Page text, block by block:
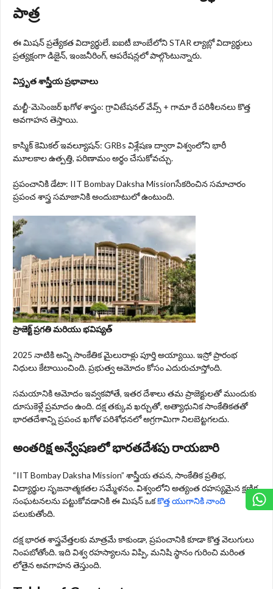
పాత్ర
ఈ మిషన్ ప్రత్యేకత విద్యార్థులే. ఐఐటీ బాంబేలోని STAR ల్యాబ్లో విద్యార్థులు
ప్రత్యక్షంగా డిజైన్, ఇంజనీరింగ్, ఆపరేషన్లలో పాల్గొంటున్నారు.
విస్తృత శాస్త్రీయ ప్రభావాలు
మల్టీ-మెసెంజర్ ఖగోళ శాస్త్రం: గ్రావిటేషనల్ వేవ్స్ + గామా రే పరిశీలనలు కొత్త
అవగాహన తెస్తాయి.
కాస్మిక్ కెమికల్ ఇవల్యూషన్: GRBs విశ్లేషణ ద్వారా విశ్వంలోని భారీ
మూలకాల ఉత్పత్తి, పరిణామం అర్థం చేసుకోవచ్చు.
ప్రపంచానికి డేటా: IIT Bombay Daksha Missionసేకరించిన సమాచారం
ప్రపంచ శాస్త్ర సమాజానికి అందుబాటులో ఉంటుంది.
ప్రాజెక్ట్ ప్రగతి మరియు భవిష్యత్
2025 నాటికి అన్ని సాంకేతిక మైలురాళ్లు పూర్తి అయ్యాయి. ఇస్రో ప్రారంభ
నిధులు కేటాయించింది. ప్రభుత్వ ఆమోదం కోసం ఎదురుచూస్తోంది.
సమయానికి ఆమోదం ఇవ్వకపోతే, ఇతర దేశాలు తమ ప్రాజెక్టులతో ముందుకు
దూసుకెళ్లే ప్రమాదం ఉంది. దక్ష తక్కువ ఖర్చుతో, అత్యాధునిక సాంకేతికతతో
భారతదేశాన్ని ప్రపంచ ఖగోళ పరిశోధనలో అగ్రగామిగా నిలబెట్టగలదు.
అంతరిక్ష అన్వేషణలో భారతదేశపు రాయబారి
“IIT Bombay Daksha Mission” శాస్త్రీయ తపన, సాంకేతిక ప్రతిభ,
విద్యార్థుల సృజనాత్మకతల సమ్మేళనం. విశ్వంలోని అత్యంత రహస్యమైన క్షణిక
సంఘటనలను పట్టుకోవడానికి ఈ మిషన్ ఒకకొత్త యుగానికి నాంది
పలుకుతోంది.
దక్ష భారత శాస్త్రవేత్తలకు మాత్రమే కాకుండా, ప్రపంచానికి కూడా కొత్త వెలుగులు
నింపబోతోంది. ఇది విశ్వ రహస్యాలను విప్పి, మనిషి స్థానం గురించి మరింత
లోతైన అవగాహన తెస్తుంది.